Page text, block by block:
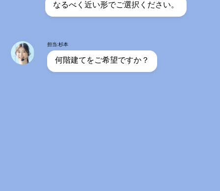
なるべく近い形でご選択ください。
担当:杉本
何階建てをご希望ですか？